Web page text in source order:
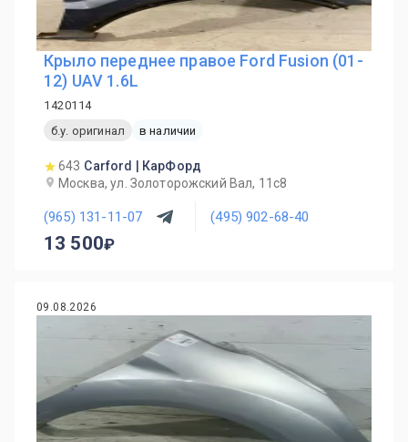
Крыло переднее правое Ford Fusion (01-
12) UAV 1.6L
1420114
б.у. оригинал
в наличии
643 Carford | КарФорд
Москва, ул. Золоторожский Вал, 11с8
(965) 131-11-07 (495) 902-68-40
13 500
09.08.2026